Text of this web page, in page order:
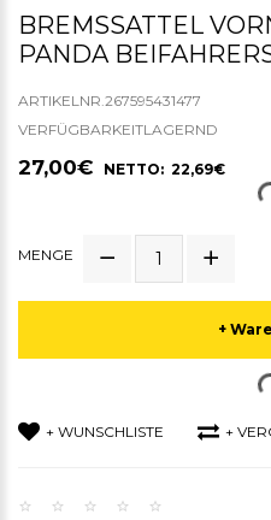
BREMSSATTEL
PANDA
ARTIKELNR.267595431477
VERFÜGBARKEITLAGERND
27,00€ NETTO: 22,69€
MENGE
+
+ WUNSCHLISTE +